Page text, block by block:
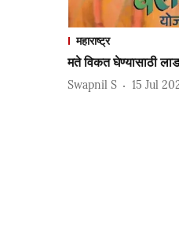
महाराष्ट्र
मते विकत घेण्यासाठी
Swapnil S 15 Jul